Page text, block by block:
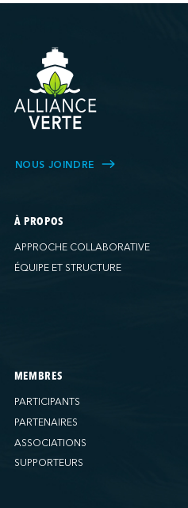
NOUS JOINDRE
À PROPOS
APPROCHE COLLABORATIVE
ÉQUIPE ET STRUCTURE
MEMBRES
PARTICIPANTS
PARTENAIRES
ASSOCIATIONS
SUPPORTEURS